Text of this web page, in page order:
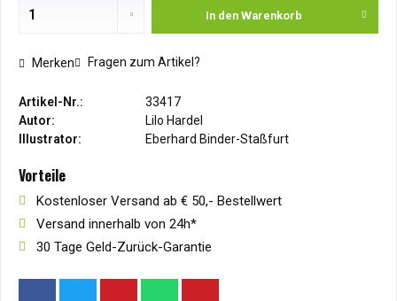
In den Warenkorb
Merken Fragen zum Artikel?
Artikel-Nr.:
33417
Autor:
Lilo Hardel
Illustrator:
Eberhard Binder-Staßfurt
Vorteile
Kostenloser Versand ab € 50,- Bestellwert
Versand innerhalb von 24h*
30 Tage Geld-Zurück-Garantie